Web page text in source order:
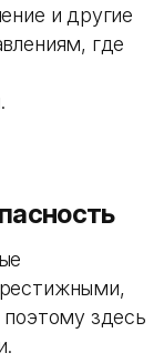
и другие
где
здесь